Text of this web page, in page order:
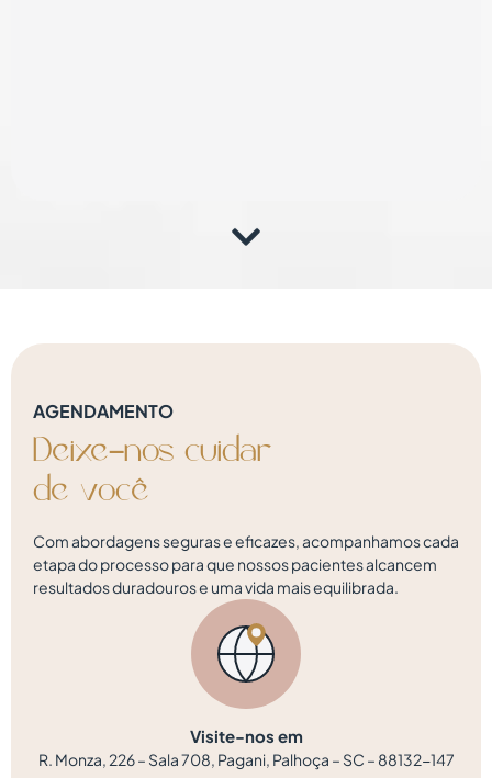
AGENDAMENTO
Deixe-nos cuidar
de você
Com abordagens seguras e eficazes, acompanhamos cada
etapa do processo para que nossos pacientes alcancem
resultados duradouros e uma vida mais equilibrada.
Visite-nos em
R. Monza, 226 – Sala 708, Pagani, Palhoça – SC – 88132-147